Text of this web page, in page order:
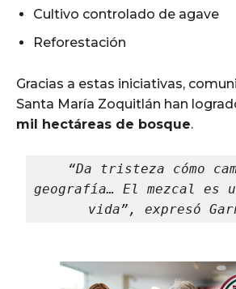
Cultivo controlado de agave
Reforestación
Gracias a estas iniciativas,
Santa María Zoquitlán han
mil hectáreas de bosque.
“Da tristeza cómo
geografía… El mezcal es
vida”, expresó